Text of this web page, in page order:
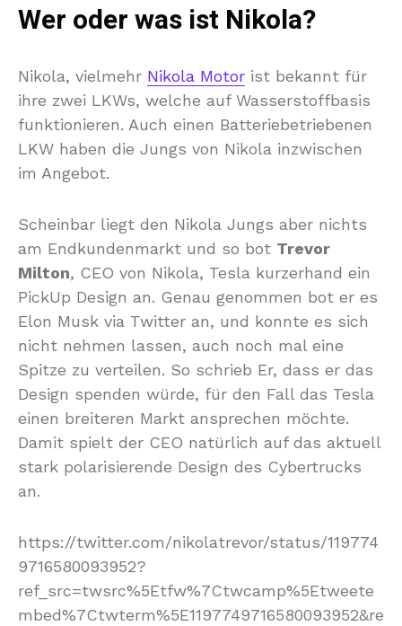
Wer oder was ist Nikola?
Nikola, vielmehr Nikola Motor ist bekannt für
ihre zwei LKWs, welche auf Wasserstoffbasis
funktionieren. Auch einen Batteriebetriebenen
LKW haben die Jungs von Nikola inzwischen
im Angebot.
Scheinbar liegt den Nikola Jungs aber nichts
am Endkundenmarkt und so bot Trevor
Milton, CEO von Nikola, Tesla kurzerhand ein
PickUp Design an. Genau genommen bot er es
Elon Musk via Twitter an, und konnte es sich
nicht nehmen lassen, auch noch mal eine
Spitze zu verteilen. So schrieb Er, dass er das
Design spenden würde, für den Fall das Tesla
einen breiteren Markt ansprechen möchte.
Damit spielt der CEO natürlich auf das aktuell
stark polarisierende Design des Cybertrucks
an.
https://twitter.com/nikolatrevor/status/119774
9716580093952?
ref_src=twsrc%5Etfw%7Ctwcamp%5Etweete
mbed%7Ctwterm%5E1197749716580093952&re